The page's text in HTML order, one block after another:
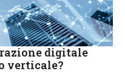
digitale
verticale?